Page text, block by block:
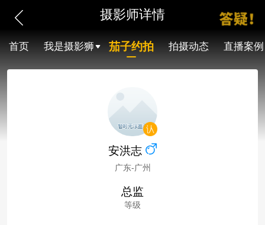
摄影师详情
首页 我是摄影狮 茄子约拍 拍摄动态 直播案例
安洪志
广东-广州
总监
等级